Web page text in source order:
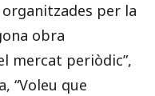
organitzades per la
obra
mercat periòdic”,
“Voleu que